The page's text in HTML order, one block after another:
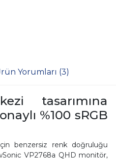
Yorumları (3)
tasarımına
%100 sRGB
benzersiz renk doğruluğu
VP2768a QHD monitör,